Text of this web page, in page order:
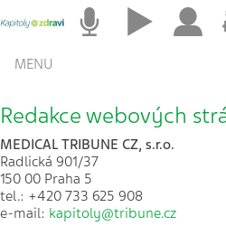
MENU
Redakce webových
MEDICAL TRIBUNE CZ, s.r.o.
Radlická 901/37
150 00 Praha 5
tel.: +420 733 625 908
e-mail: kapitoly@tribune.cz